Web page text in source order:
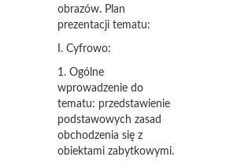
obrazów. Plan
prezentacji tematu:
I. Cyfrowo:
1. Ogólne
wprowadzenie do
tematu: przedstawienie
podstawowych zasad
obchodzenia się z
obiektami zabytkowymi.